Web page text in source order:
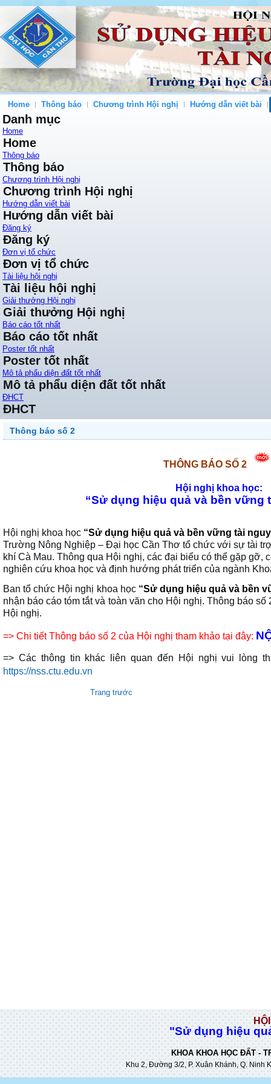
Home Thông báo Chương trình Hội nghị Hướng dẫn viết bài
Danh mục
Home
Home
Thông báo
Thông báo
Chương trình Hội nghị
Chương trình Hội nghị
Hướng dẫn viết bài
Hướng dẫn viết bài
Đăng ký
Đăng ký
Đơn vị tổ chức
Đơn vị tổ chức
Tài liệu hội nghị
Tài liệu hội nghị
Giải thưởng Hội nghị
Giải thưởng Hội nghị
Báo cáo tốt nhất
Báo cáo tốt nhất
Poster tốt nhất
Poster tốt nhất
Mô tả phẩu diện đất tốt nhất
Mô tả phẩu diện đất tốt nhất
ĐHCT
ĐHCT
Thông báo số 2
THÔNG BÁO SỐ 2
Hội nghị khoa học:
“Sử dụng hiệu quả và bền vững
Hội nghị khoa học “Sử dụng hiệu quả và bền vững tài
Trường Nông Nghiệp – Đại học Cần Thơ tổ chức với sự tài
khí Cà Mau. Thông qua Hội nghị, các đại biểu có thể gặp gỡ,
nghiên cứu khoa học và định hướng phát triển của ngành
Ban tổ chức Hội nghị khoa học “Sử dụng hiệu quả và bền
nhận báo cáo tóm tắt và toàn văn cho Hội nghị. Thông báo số
Hội nghị.
=> Chi tiết Thông báo số 2 của Hội nghị tham khảo tại đây:
=> Các thông tin khác liên quan đến Hội nghị vui lòng
https://nss.ctu.edu.vn
Trang trước
"Sử dụng hiệu
KHOA KHOA HỌC ĐẤT -
Khu 2, Đường 3/2, P. Xuân Khánh, Q. Ninh